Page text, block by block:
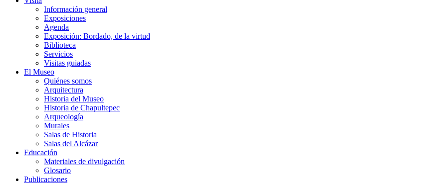
Información general
Exposiciones
Agenda
Exposición: Bordado, de la virtud
Biblioteca
Servicios
Visitas guiadas
El Museo
Quiénes somos
Arquitectura
Historia del Museo
Historia de Chapultepec
Arqueología
Murales
Salas de Historia
Salas del Alcázar
Educación
Materiales de divulgación
Glosario
Publicaciones